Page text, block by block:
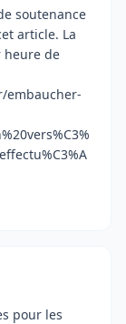
soutenance
article. La
heure de
embaucher-
pour les